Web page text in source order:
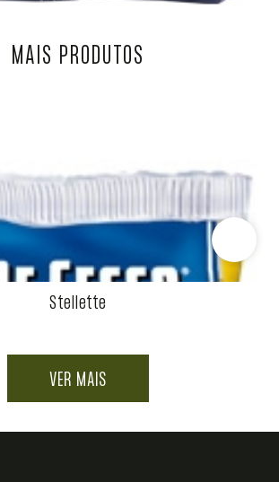
MAIS PRODUTOS
Stellette
VER MAIS